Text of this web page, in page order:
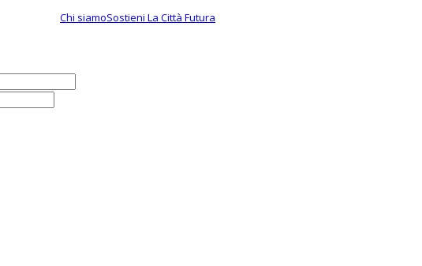
Chi siamoSostieni La Città Futura